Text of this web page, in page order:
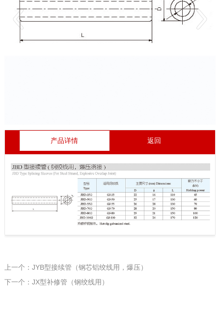
产品详情 返回
上一个：JYB型接续管（钢芯铝绞线用，爆压）
下一个：JX型补修管（钢绞线用）